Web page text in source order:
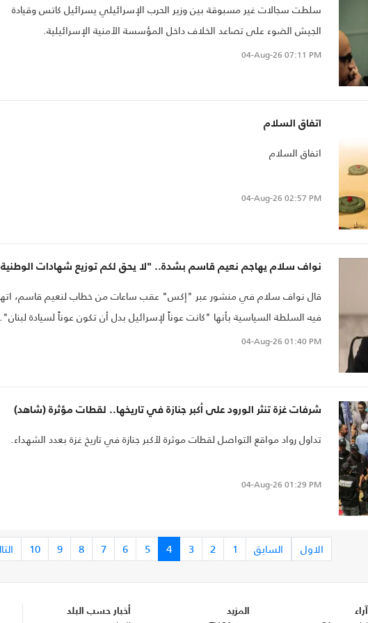
سلطت سجالات غير مسبوقة بين وزير الحرب الإسرائيلي يسرائيل كاتس وقيادة
الجيش الضوء على تصاعد الخلاف داخل المؤسسة الأمنية الإسرائيلية.
04-Aug-26 07:11 PM
اتفاق السلام
اتفاق السلام
04-Aug-26 02:57 PM
نواف سلام يهاجم نعيم قاسم بشدة.. "لا يحق لكم توزيع شهادات
قال نواف سلام في منشور عبر "إكس" عقب ساعات من خطاب لنعيم قاسم،
فيه السلطة السياسية بأنها "كانت عوناً لإسرائيل بدل أن تكون عوناً لسيادة لبنان".
04-Aug-26 01:40 PM
شرفات غزة تنثر الورود على أكبر جنازة في تاريخها.. لقطات مؤثرة (شاهد)
تداول رواد مواقع التواصل لقطات موثرة لأكبر جنازة في تاريخ غزة بعدد الشهداء.
04-Aug-26 01:29 PM
الاول السابق 1
2
3
4
5
6
7
8
9
10
آراء المزيد أخبار حسب البلد